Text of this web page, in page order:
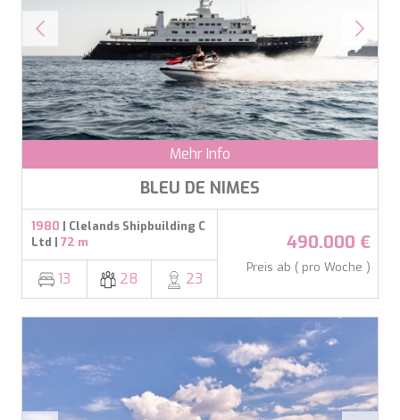
Mehr Info
BLEU DE NIMES
1980 | Clelands Shipbuilding C
Ltd | 72 m
13 28 23
490.000 €
Preis ab ( pro Woche )
CATCH ME
CHAKRA
CHAMPAGNE HIPPY
CHARADE
CHRISTINA O
CLASE AZUL
CLOUD ATLAS
CLOUDBREAK
CORE
CORNELIA
CORSARIO
D5
DAIMA
DALMATINO
DANZAS
DARLIN
Cookies ändern